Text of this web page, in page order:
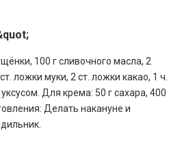
100 г сливочного масла, 2
ложки муки, 2 ст. ложки какао, 1 ч.
Для крема: 50 г сахара, 400
Делать накануне и